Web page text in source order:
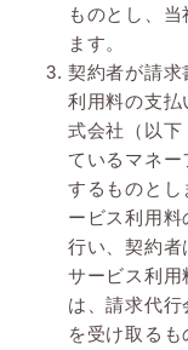
ものとし、
ます。
契約者が請求
利用料の支払
式会社（以下
ているマネー
するものとし
ービス利用料
行い、契約者
サービス利用
は、請求代
を受け取るも